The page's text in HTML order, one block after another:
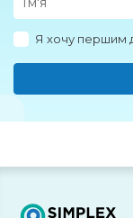
Я хочу першим